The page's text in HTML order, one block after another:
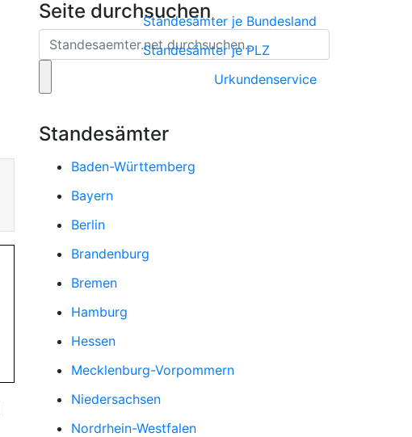
Standesämter je Bundesland
Standesämter je PLZ
Urkundenservice
Seite durchsuchen
Standesämter
Baden-Württemberg
Bayern
Berlin
Brandenburg
Bremen
Hamburg
Hessen
Mecklenburg-Vorpommern
Niedersachsen
Nordrhein-Westfalen